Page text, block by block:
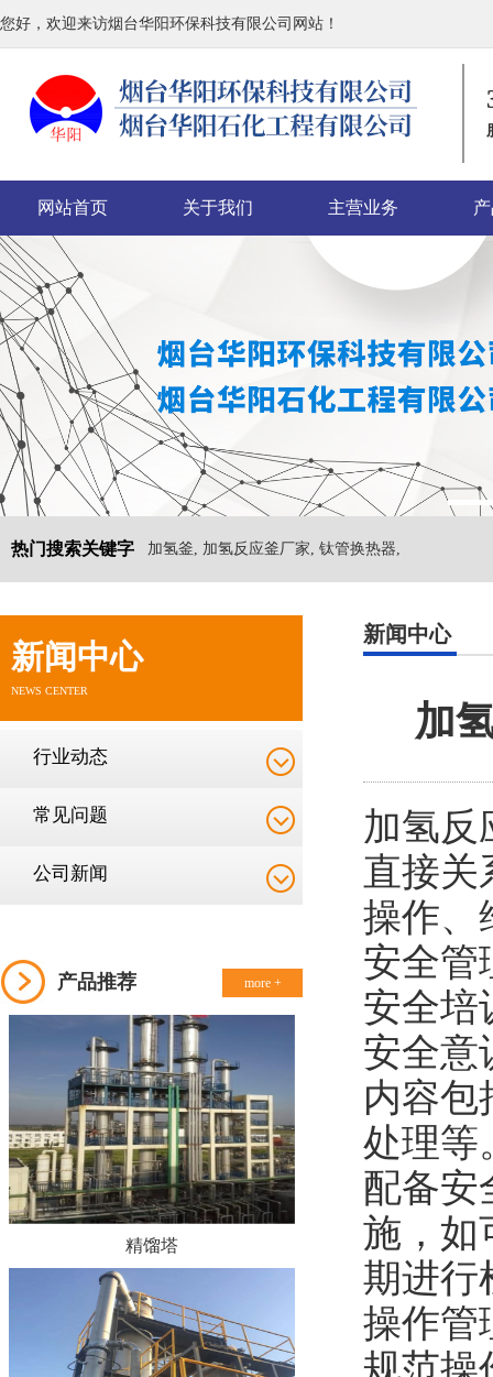
您好，欢迎来访烟台华阳环保科技有限公司网站！
网站首页 关于我们 主营业务
热门搜索关键字 加氢釜, 加氢反应釜厂家, 钛管换热器,
新闻中心
NEWS CENTER
行业动态
常见问题
公司新闻
产品推荐 more +
精馏塔
新闻中心
加
加氢反
直接关
操作、
安全管
安全培
安全意
内容包
处理等
配备安
施，如
期进行
操作管